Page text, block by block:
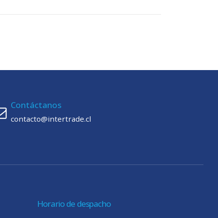
Contáctanos
contacto@intertrade.cl
Horario de despacho